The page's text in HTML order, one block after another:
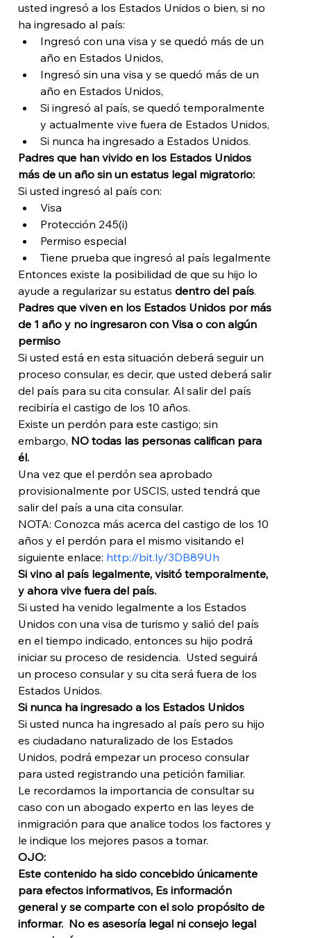
usted ingresó a los Estados Unidos o bien, si no
ha ingresado al país:
Ingresó con una visa y se quedó más de un
año en Estados Unidos,
Ingresó sin una visa y se quedó más de un
año en Estados Unidos,
Si ingresó al país, se quedó temporalmente
y actualmente vive fuera de Estados Unidos,
Si nunca ha ingresado a Estados Unidos.
Padres que han vivido en los Estados Unidos
más de un año sin un estatus legal migratorio:
Si usted ingresó al país con:
Visa
Protección 245(i)
Permiso especial
Tiene prueba que ingresó al país legalmente
Entonces existe la posibilidad de que su hijo lo
ayude a regularizar su estatus dentro del país.
Padres que viven en los Estados Unidos por más
de 1 año y no ingresaron con Visa o con algún
permiso
Si usted está en esta situación deberá seguir un
proceso consular, es decir, que usted deberá salir
del país para su cita consular. Al salir del país
recibiría el castigo de los 10 años.
Existe un perdón para este castigo; sin
embargo, NO todas las personas califican para
él.
Una vez que el perdón sea aprobado
provisionalmente por USCIS, usted tendrá que
salir del país a una cita consular.
NOTA: Conozca más acerca del castigo de los 10
años y el perdón para el mismo visitando el
siguiente enlace: http://bit.ly/3DB89Uh
Si vino al país legalmente, visitó temporalmente,
y ahora vive fuera del país.
Si usted ha venido legalmente a los Estados
Unidos con una visa de turismo y salió del país
en el tiempo indicado, entonces su hijo podrá
iniciar su proceso de residencia.  Usted seguirá
un proceso consular y su cita será fuera de los
Estados Unidos.
Si nunca ha ingresado a los Estados Unidos
Si usted nunca ha ingresado al país pero su hijo
es ciudadano naturalizado de los Estados
Unidos, podrá empezar un proceso consular
para usted registrando una petición familiar.
Le recordamos la importancia de consultar su
caso con un abogado experto en las leyes de
inmigración para que analice todos los factores y
le indique los mejores pasos a tomar.
OJO:
Este contenido ha sido concebido únicamente
para efectos informativos, Es información
general y se comparte con el solo propósito de
informar.  No es asesoría legal ni consejo legal